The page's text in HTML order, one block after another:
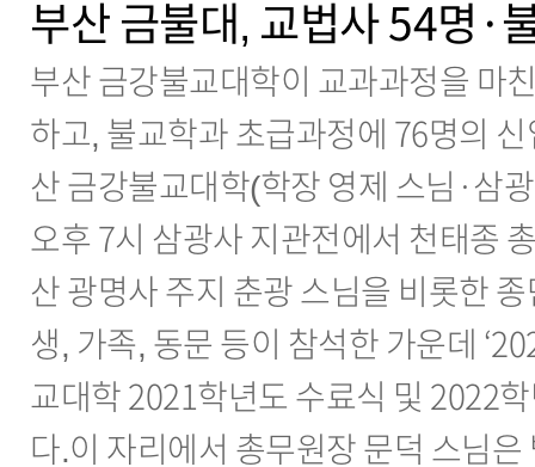
부산 금불대, 교법사 54명·
부산 금강불교대학이 교과과정을 마
하고, 불교학과 초급과정에 76명의
산 금강불교대학(학장 영제 스님·삼
오후 7시 삼광사 지관전에서 천태종
산 광명사 주지 춘광 스님을 비롯한
생, 가족, 동문 등이 참석한 가운데
교대학 2021학년도 수료식 및 2022
다.이 자리에서 총무원장 문덕 스님은